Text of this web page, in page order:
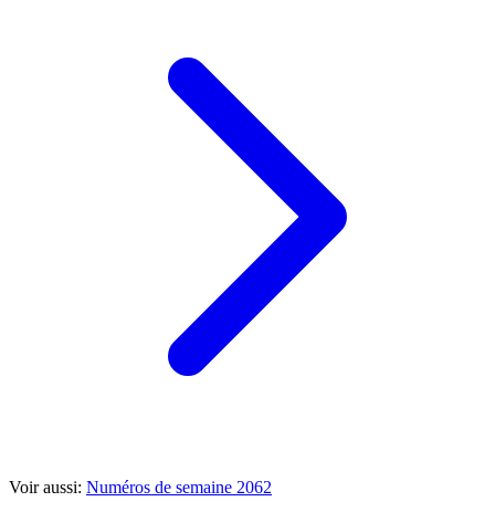
Voir aussi: Numéros de semaine 2062